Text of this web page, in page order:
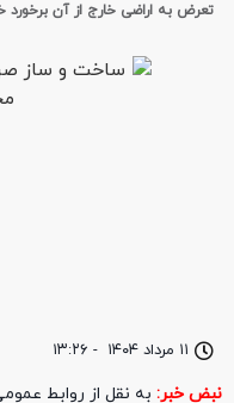
۱۱ مرداد ۱۴۰۴ - ۱۳:۲۶
تعرض به اراضی خارج از آن
نبض خبر: به نقل از روابط